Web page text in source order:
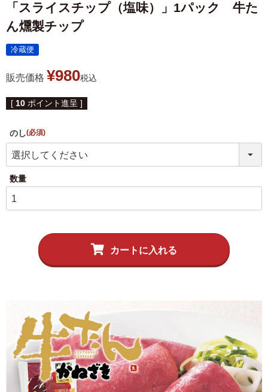
特選詰合せ
かねささ
味ささ 旨揚げ
季節のかねささ たけの
季節のかねささ（まいた
季節のかねささ（せり）
鯛めしの素
牛たん かねざき 牛たん メンチ
はらこ飯物語 鐘崎屋の天然だし
「スライスチップ（塩味）」1パック 牛た
ん燻製チップ
冷蔵便
販売価格 ¥980税込
[ 10 ポイント進呈 ]
のし
(必須)
カートに入れる